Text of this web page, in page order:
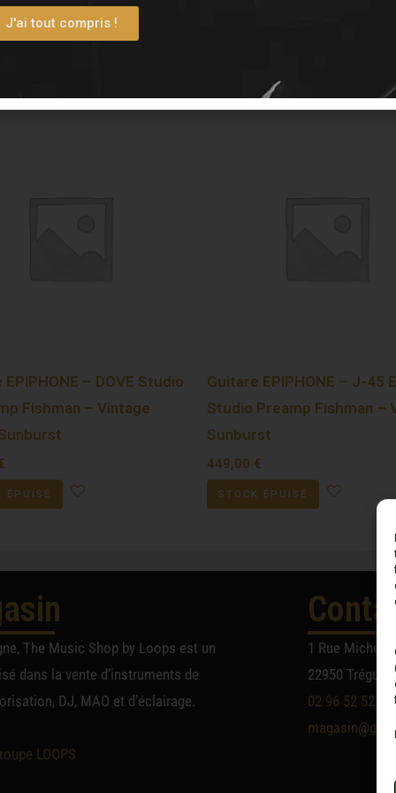
– DOVE Studio
Fishman – Vintage
ÉPUISÉ
Guitare EPIPHONE – J-45
Studio Preamp Fishman –
Sunburst
449,00 €
STOCK ÉPUISÉ
The Music Shop by Loops est un
dans la vente d’instruments de
DJ, MAO et d’éclairage.
LOOPS
1 Rue Michel
22950
02 96 52 52 52
J'ai tout compris !